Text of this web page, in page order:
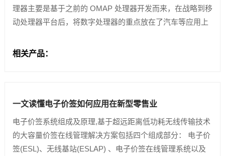
理器主要是基于之前的 OMAP 处理器开发而来，在战略到移
动处理器平台后，将数字处理器的重点放在了汽车等应用上
相关产品：
一文读懂电子价签如何应用在新型零售业
电子价签系统组成及原理,基于超远距离低功耗无线传输技术
的大容量价签在线管理解决方案包括四个组成部分： 电子价
签(ESL)、无线基站(ESLAP) 、电子价签在线管理系统以及